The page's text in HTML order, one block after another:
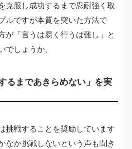
克服し成功するまで忍耐強く取
ルですが本質を突いた方法で
が「言うは易く行うは難し」と
でしょうか。
るまであきらめない」を実
挑戦することを奨励しています
なか挑戦しないという声も聞き